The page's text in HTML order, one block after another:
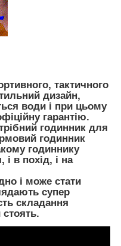
тактичного
дизайн,
води і при цьому
гарантію.
годинник для
годинник
годиннику
в похід, і на
і може стати
супер
складання